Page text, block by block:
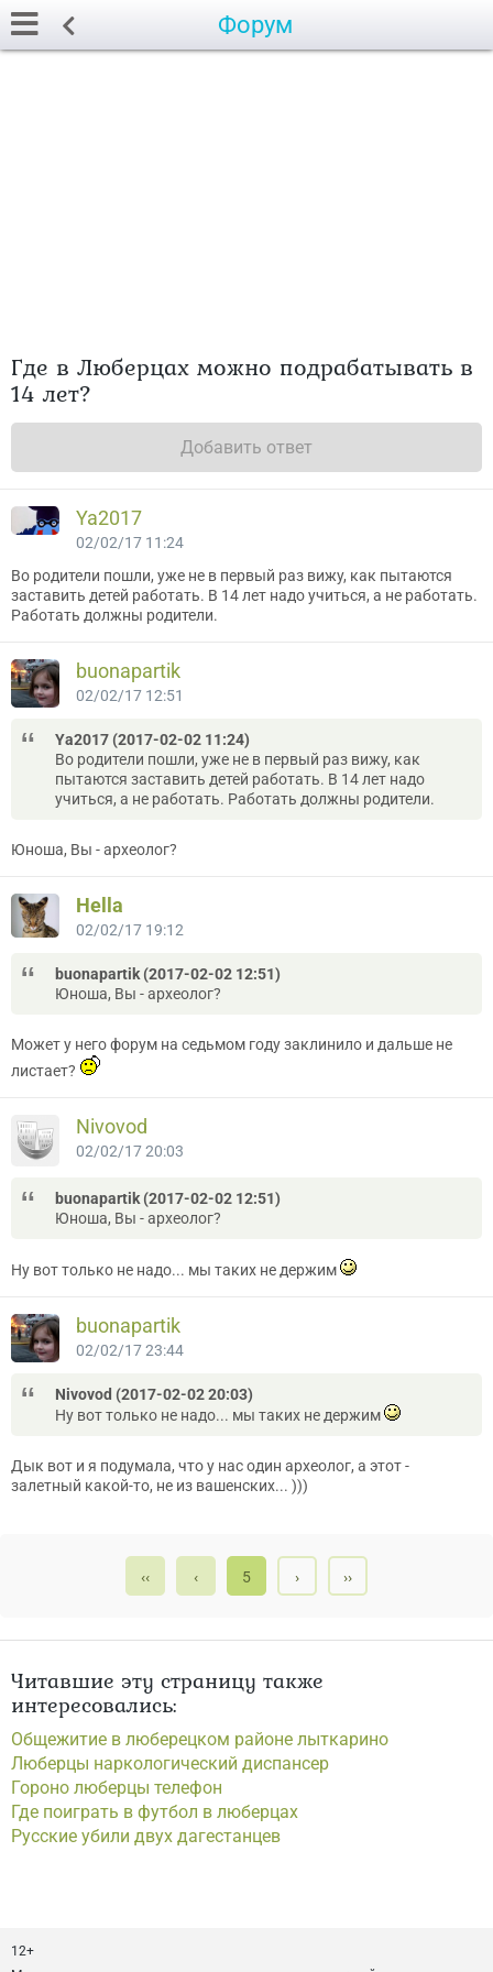
Форум
Где в Люберцах можно подрабатывать в
14 лет?
Добавить ответ
Ya2017
02/02/17 11:24
Во родители пошли, уже не в первый раз вижу, как пытаются
заставить детей работать. В 14 лет надо учиться, а не работать.
Работать должны родители.
buonapartik
02/02/17 12:51
Ya2017 (2017-02-02 11:24)
Во родители пошли, уже не в первый раз вижу, как
пытаются заставить детей работать. В 14 лет надо
учиться, а не работать. Работать должны родители.
Юноша, Вы - археолог?
Hella
02/02/17 19:12
buonapartik (2017-02-02 12:51)
Юноша, Вы - археолог?
Может у него форум на седьмом году заклинило и дальше не
листает?
Nivovod
02/02/17 20:03
buonapartik (2017-02-02 12:51)
Юноша, Вы - археолог?
Ну вот только не надо... мы таких не держим
buonapartik
02/02/17 23:44
Nivovod (2017-02-02 20:03)
Ну вот только не надо... мы таких не держим
Дык вот и я подумала, что у нас один археолог, а этот -
залетный какой-то, не из вашенских... )))
‹‹ ‹ 5 › ››
Читавшие эту страницу также
интересовались:
Общежитие в люберецком районе лыткарино
Люберцы наркологический диспансер
Гороно люберцы телефон
Где поиграть в футбол в люберцах
Русские убили двух дагестанцев
12+